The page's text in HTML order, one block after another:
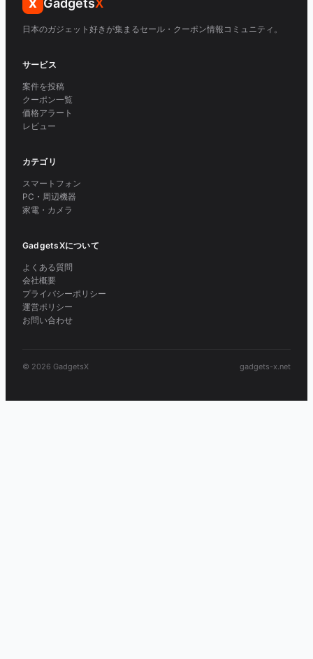
X GadgetsX
日本のガジェット好きが集まるセール・クーポン情報コミュニティ。
サービス
案件を投稿
クーポン一覧
価格アラート
レビュー
カテゴリ
スマートフォン
PC・周辺機器
家電・カメラ
GadgetsXについて
よくある質問
会社概要
プライバシーポリシー
運営ポリシー
お問い合わせ
© 2026 GadgetsX gadgets-x.net